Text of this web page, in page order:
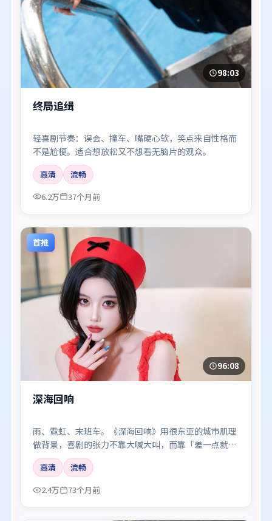
98:03
终局追缉
轻喜剧节奏：误会、撞车、嘴硬心软，笑点来自性格而
不是尬梗。适合想放松又不想看无脑片的观众。
高清
流畅
6.2万
37个月前
首推
96:08
深海回响
雨、霓虹、末班车。《深海回响》用很东亚的城市肌理
做背景，喜剧的张力不靠大喊大叫，而靠「差一点就说
出口」的沉默。
高清
流畅
2.4万
73个月前